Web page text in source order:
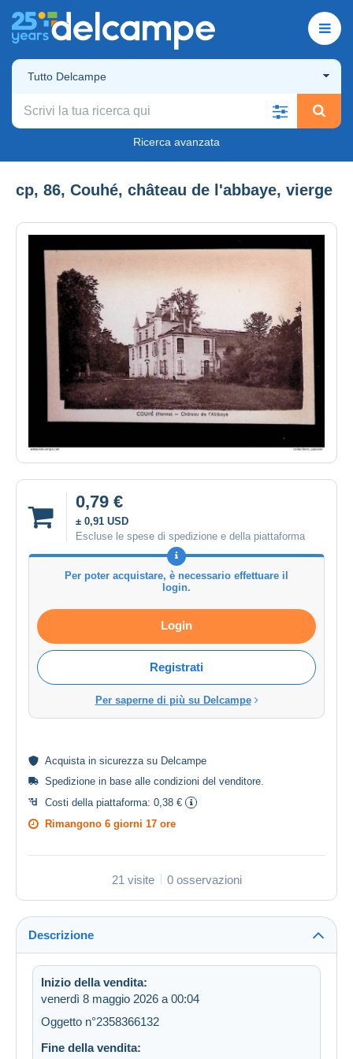
Tutto Delcampe
Ricerca avanzata
cp, 86, Couhé, château de l'abbaye, vierge
0,79 €
± 0,91 USD
Escluse le spese di spedizione e della piattaforma
Per poter acquistare, è necessario effettuare il
login.
Login
Registrati
Per saperne di più su Delcampe
Acquista in sicurezza su Delcampe
Spedizione in base alle condizioni del venditore
Costi della piattaforma: 0,38 €
Rimangono 6 giorni 17 ore
21 visite 0 osservazioni
Descrizione
Inizio della vendita:
venerdì 8 maggio 2026 a 00:04
Oggetto n°2358366132
Fine della vendita: